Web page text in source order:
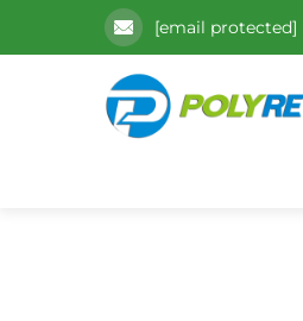
[email protected]